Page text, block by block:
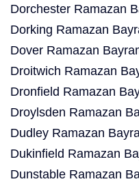
Dorchester Ramazan
Dorking Ramazan
Dover Ramazan
Droitwich Ramazan
Dronfield Ramazan
Droylsden Ramazan
Dudley Ramazan
Dukinfield Ramazan
Dunstable Ramazan